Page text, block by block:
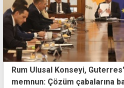
Rum Ulusal Konseyi,
memnun: Çözüm çabalarına